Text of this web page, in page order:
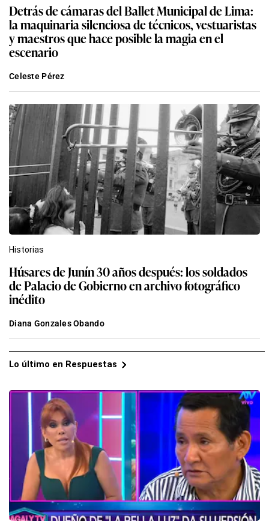
Detrás de cámaras del Ballet Municipal de Lima:
la maquinaria silenciosa de técnicos, vestuaristas
y maestros que hace posible la magia en el
escenario
Celeste Pérez
Historias
Húsares de Junín 30 años después: los soldados
de Palacio de Gobierno en archivo fotográfico
inédito
Diana Gonzales Obando
Lo último en Respuestas